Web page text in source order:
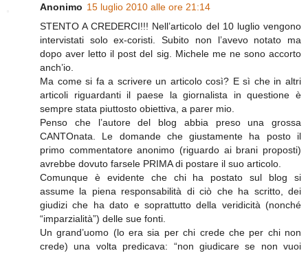
Anonimo 15 luglio 2010 alle ore 21:14
STENTO A CREDERCI!!! Nell’articolo del 10 luglio vengono
intervistati solo ex-coristi. Subito non l’avevo notato ma
dopo aver letto il post del sig. Michele me ne sono accorto
anch’io.
Ma come si fa a scrivere un articolo così? E sì che in altri
articoli riguardanti il paese la giornalista in questione è
sempre stata piuttosto obiettiva, a parer mio.
Penso che l’autore del blog abbia preso una grossa
CANTOnata. Le domande che giustamente ha posto il
primo commentatore anonimo (riguardo ai brani proposti)
avrebbe dovuto farsele PRIMA di postare il suo articolo.
Comunque è evidente che chi ha postato sul blog si
assume la piena responsabilità di ciò che ha scritto, dei
giudizi che ha dato e soprattutto della veridicità (nonché
“imparzialità”) delle sue fonti.
Un grand’uomo (lo era sia per chi crede che per chi non
crede) una volta predicava: “non giudicare se non vuoi